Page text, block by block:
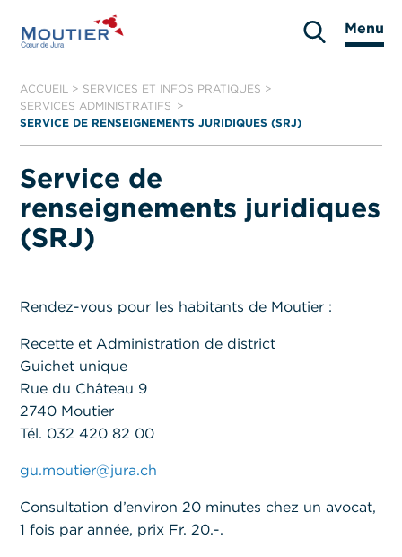
Moutier
Menu
ACCUEIL > SERVICES ET INFOS PRATIQUES >
SERVICES ADMINISTRATIFS
SERVICE DE RENSEIGNEMENTS JURIDIQUES (SRJ)
Service de
renseignements juridiques
(SRJ)
Rendez-vous pour les habitants de Moutier :
Recette et Administration de district
Guichet unique
Rue du Château 9
2740 Moutier
Tél. 032 420 82 00
gu.moutier@jura.ch
Consultation d’environ 20 minutes chez un avocat,
1 fois par année, prix Fr. 20.-.